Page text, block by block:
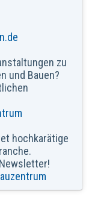
zu
und Bauen?
hochkarätige